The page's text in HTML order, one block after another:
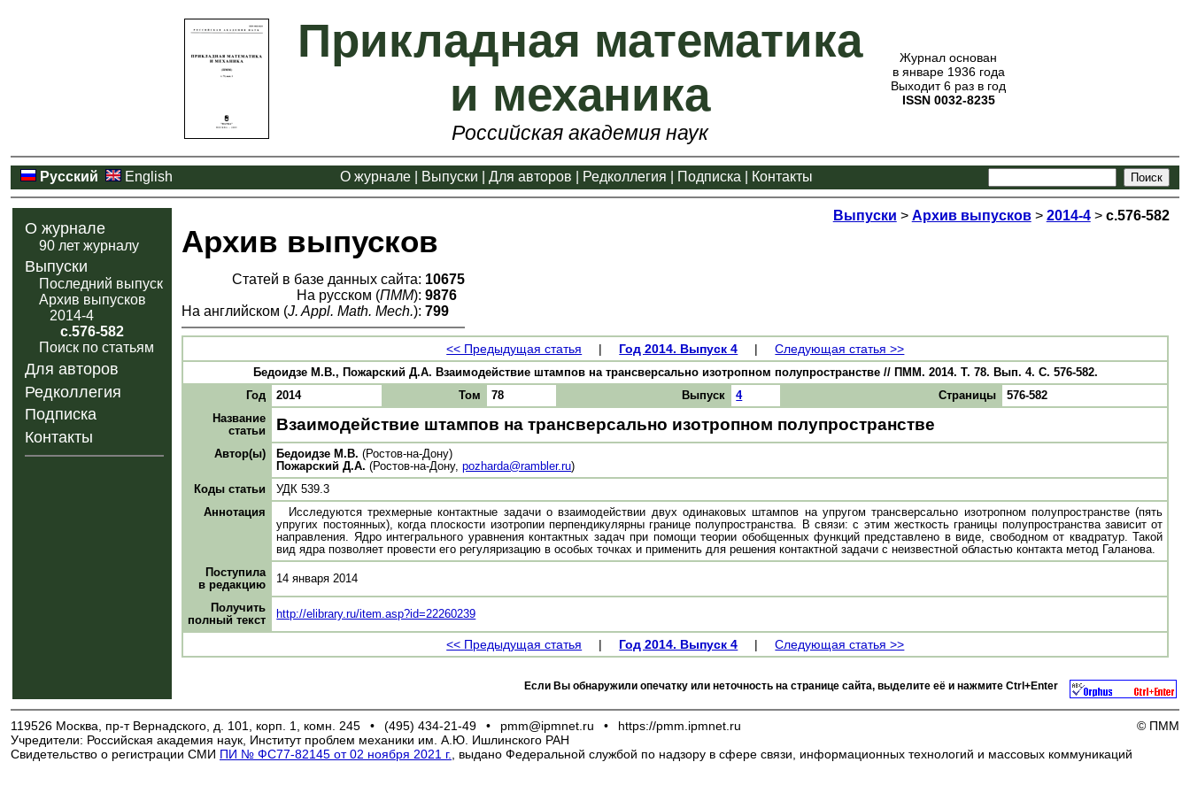
Прикладная математика
и механика
Российская академия наук
Журнал основан
в январе 1936 года
Выходит 6 раз в год
ISSN 0032-8235
Русский English О журнале Выпуски Для авторов Редколлегия Подписка Контакты
О журнале
90 лет журналу
Выпуски
Последний выпуск
Архив выпусков
2014-4
с.576-582
Поиск по статьям
Для авторов
Редколлегия
Подписка
Контакты
Выпуски > Архив выпусков> 2014-4> с.576-582
Архив выпусков
Статей в базе данных сайта: 10675
На русском (ПММ): 9876
На английском (J. Appl. Math. Mech.): 799
<< Предыдущая статья | Год 2014. Выпуск 4 | Следующая статья >>
Бедоидзе М.В., Пожарский Д.А. Взаимодействие штампов на трансверсально изотропном полупространстве // ПММ. 2014. Т. 78. Вып. 4. С. 576-582.
Год
2014 Том 78 Выпуск 4 Страницы
576-582
Название
статьи
Взаимодействие штампов на трансверсально изотропном полупространстве
Автор(ы) Бедоидзе М.В. (Ростов-на-Дону)
Пожарский Д.А. (Ростов-на-Дону,pozharda@rambler.ru)
Коды статьи
УДК 539.3
Аннотация
Исследуются трехмерные контактные задачи о взаимодействии двух одинаковых штампов на упругом трансверсально изотропном полупространстве (пять
упругих постоянных), когда плоскости изотропии перпендикулярны границе полупространства. В связи: с этим жесткость границы полупространства зависит от
направления. Ядро интегрального уравнения контактных задач при помощи теории обобщенных функций представлено в виде, свободном от квадратур. Такой
вид ядра позволяет провести его регуляризацию в особых точках и применить для решения контактной задачи с неизвестной областью контакта метод Галанова.
Поступила
в редакцию
14 января 2014
Получить
полный текст
http://elibrary.ru/item.asp?id=22260239
<< Предыдущая статья | Год 2014. Выпуск 4 | Следующая статья >>
Если Вы обнаружили опечатку или неточность на странице сайта, выделите её и нажмите Ctrl+Enter
119526 Москва, пр-т Вернадского, д. 101, корп. 1, комн. 245 • (495) 434-21-49 • pmm@ipmnet.ru •
https://pmm.ipmnet.ru
Учредители: Российская академия наук, Институт проблем механики им. А.Ю. Ишлинского РАН
Свидетельство о регистрации СМИ ПИ № ФС77-82145 от 02 ноября 2021 г. , выдано Федеральной службой по надзору в сфере связи, информационных технологий и массовых коммуникаций
© ПММ